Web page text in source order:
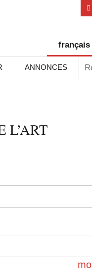
ANNONCES
français
L’ART